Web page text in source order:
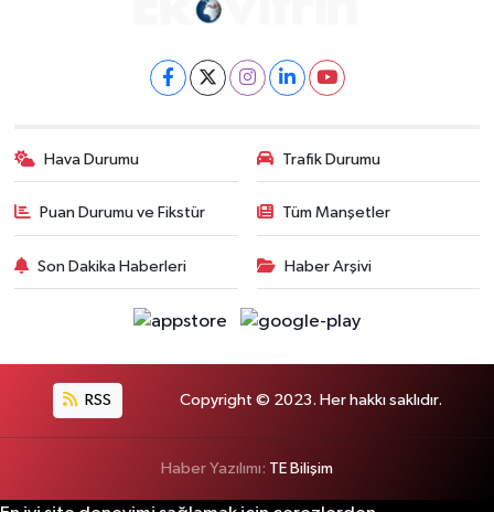
Hava Durumu Trafik Durumu
Puan Durumu ve Fikstür Tüm Manşetler
Son Dakika Haberleri Haber Arşivi
RSS Copyright © 2023. Her hakkı saklıdır.
Haber Yazılımı: TE Bilişim